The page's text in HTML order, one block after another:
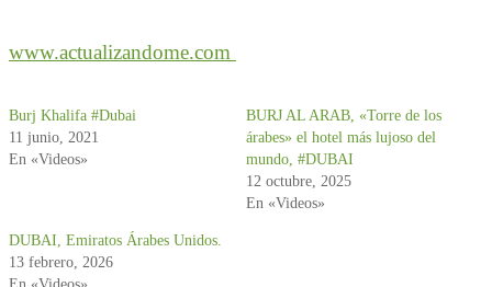
www.actualizandome.com
Burj Khalifa #Dubai
11 junio, 2021
En «Videos»
BURJ AL ARAB, «Torre de los
árabes» el hotel más lujoso del
mundo, #DUBAI
12 octubre, 2025
En «Videos»
DUBAI, Emiratos Árabes Unidos.
13 febrero, 2026